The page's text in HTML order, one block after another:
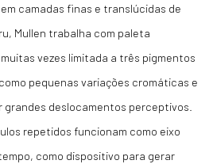
camadas finas e translúcidas de
Mullen trabalha com paleta
vezes limitada a três pigmentos
pequenas variações cromáticas e
deslocamentos perceptivos.
repetidos funcionam como eixo
como dispositivo para gerar